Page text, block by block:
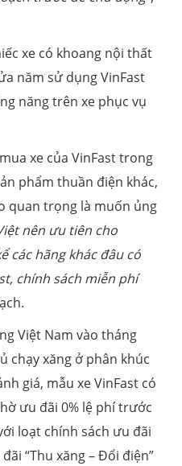
xe có khoang nội thất
năm sử dụng VinFast
năng trên xe phục vụ
xe của VinFast trong
phẩm thuần điện khác,
quan trọng là muốn ủng
nên ưu tiên cho
các hãng khác đâu có
chính sách miễn phí
Việt Nam vào tháng
chạy xăng ở phân khúc
giá, mẫu xe VinFast có
ưu đãi 0% lệ phí trước
loạt chính sách ưu đãi
“Thu xăng – Đổi điện”